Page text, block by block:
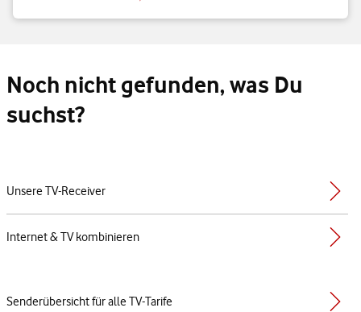
Noch nicht gefunden, was Du
suchst?
Unsere TV-Receiver
Internet & TV kombinieren
Senderübersicht für alle TV-Tarife